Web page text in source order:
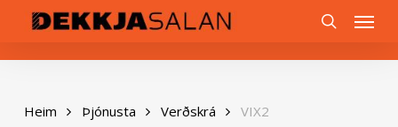
content
Menu
Heim Þjónusta Verðskrá VIX2